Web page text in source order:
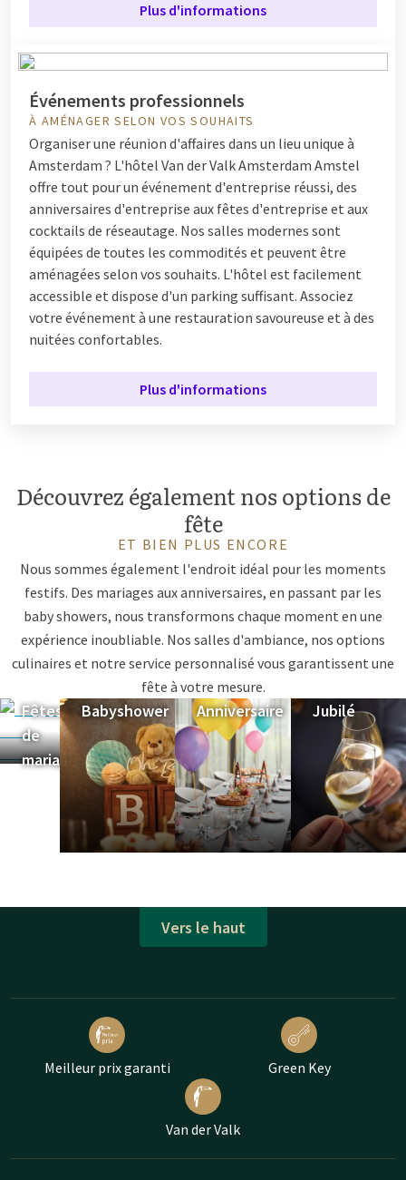
Plus d'informations
Événements professionnels
À AMÉNAGER SELON VOS SOUHAITS
Organiser une réunion d'affaires dans un lieu unique à
Amsterdam ? L'hôtel Van der Valk Amsterdam Amstel
offre tout pour un événement d'entreprise réussi, des
anniversaires d'entreprise aux fêtes d'entreprise et aux
cocktails de réseautage. Nos salles modernes sont
équipées de toutes les commodités et peuvent être
aménagées selon vos souhaits. L'hôtel est facilement
accessible et dispose d'un parking suffisant. Associez
votre événement à une restauration savoureuse et à des
nuitées confortables.
Plus d'informations
Découvrez également nos options de
fête
ET BIEN PLUS ENCORE
Nous sommes également l'endroit idéal pour les moments
festifs. Des mariages aux anniversaires, en passant par les
baby showers, nous transformons chaque moment en une
expérience inoubliable. Nos salles d'ambiance, nos options
culinaires et notre service personnalisé vous garantissent une
fête à votre mesure.
Fêtes
de
mariage
Babyshower Anniversaire Jubilé
Vers le haut
Meilleur prix garanti Green Key
Van der Valk